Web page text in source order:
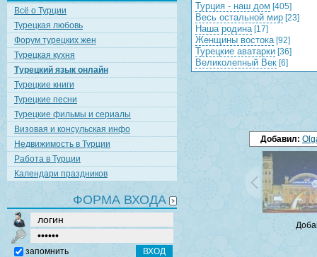
Всё о Турции
Турецкая любовь
Форум турецких жен
Турецкая кухня
Турецкий язык онлайн
Турецкие книги
Турецкие песни
Турецкие фильмы и сериалы
Визовая и консульская инфо
Недвижимость в Турции
Работа в Турции
Календари праздников
ФОРМА ВХОДА
запомнить
Турция - наш дом [405]
Весь остальной мир [23]
Наша родина [17]
Женщины востока [92]
Турецкие аватарки [36]
Великолепный Век [6]
Добавил: